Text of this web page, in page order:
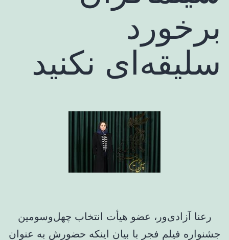
برخورد
سلیقه‌ای نکنید
رعنا آزادی‌ور، عضو هیأت انتخاب چهل‌وسومین
جشنواره فیلم فجر با بیان اینکه حضورش به عنوان